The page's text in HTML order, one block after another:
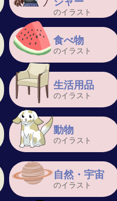
のイラスト
食べ物
のイラスト
生活用品
のイラスト
動物
のイラスト
自然・宇宙
のイラスト